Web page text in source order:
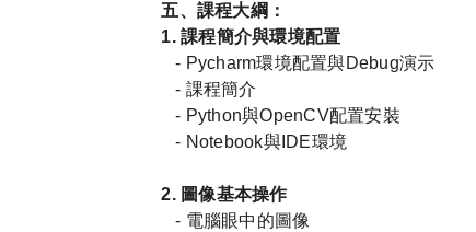
五、課程大綱：
1. 課程簡介與環境配置
- Pycharm環境配置與Debug演示
- 課程簡介
- Python與OpenCV配置安裝
- Notebook與IDE環境
2. 圖像基本操作
- 電腦眼中的圖像